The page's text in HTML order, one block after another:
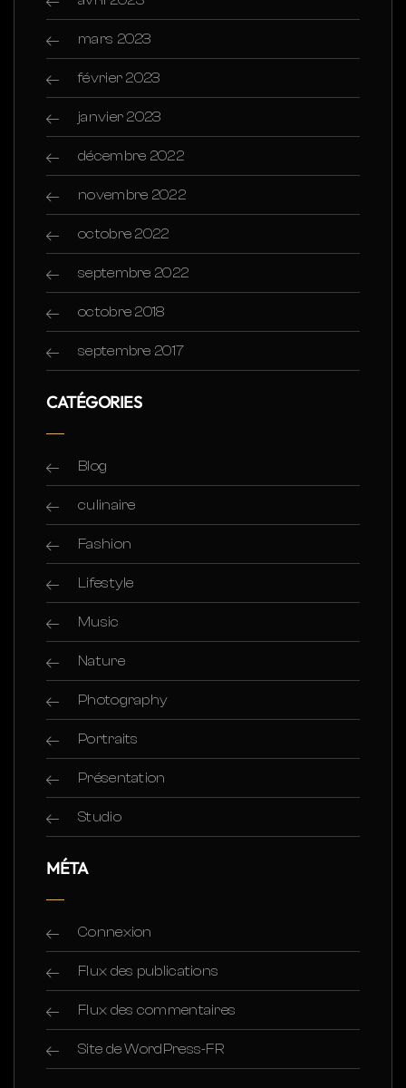
mars 2023
février 2023
janvier 2023
décembre 2022
novembre 2022
octobre 2022
septembre 2022
octobre 2018
septembre 2017
CATÉGORIES
Blog
culinaire
Fashion
Lifestyle
Music
Nature
Photography
Portraits
Présentation
Studio
MÉTA
Connexion
Flux des publications
Flux des commentaires
Site de WordPress-FR